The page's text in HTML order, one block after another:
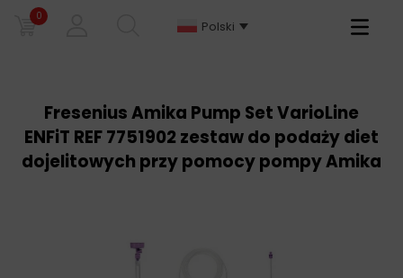
0
Polski
Primary
Fresenius Amika Pump Set VarioLine
ENFiT REF 7751902 zestaw do podaży diet
dojelitowych przy pomocy pompy Amika